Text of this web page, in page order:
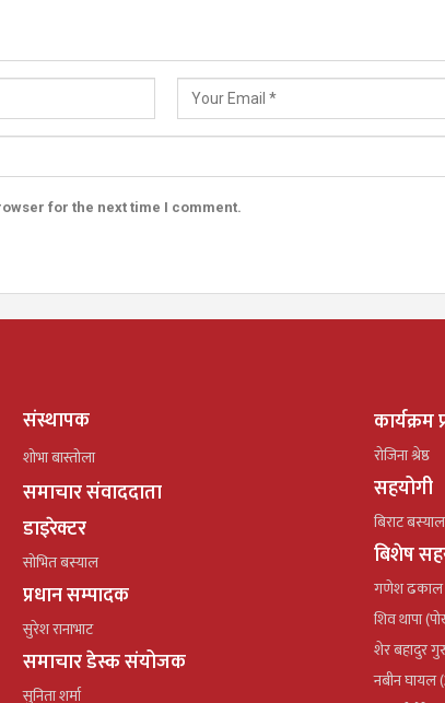
for the next time I comment.
संस्थापक
शोभा बास्तोला
समाचार संवाददाता
डाइरेक्टर
सोभित बस्याल
प्रधान सम्पादक
सुरेश रानाभाट
समाचार डेस्क संयोजक
सुनिता शर्मा
कार्यक्रम
रोजिना श्रेष्ठ
सहयोगी
बिराट बस्याल
बिशेष
गणेश ढकाल
शिव थापा
शेर बहादुर
नबीन घायल